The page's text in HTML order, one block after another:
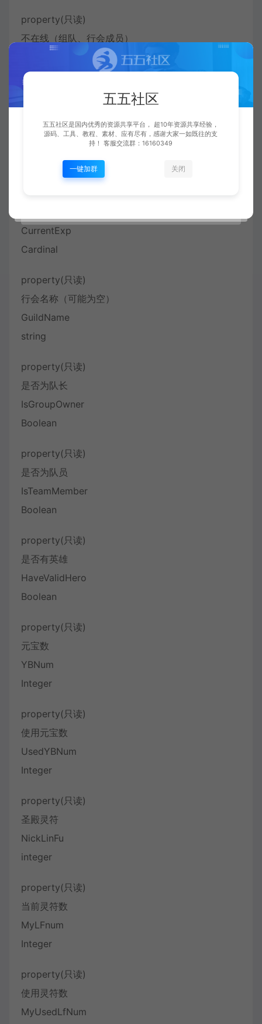
property(只读)
不在线（组队、行会成员）
Boolean
property(只读)
用戒指、符隐身
CurrentExp
Cardinal
property(只读)
行会名称（可能为空）
GuildName
string
property(只读)
是否为队长
IsGroupOwner
Boolean
property(只读)
是否为队员
IsTeamMember
Boolean
property(只读)
是否有英雄
HaveValidHero
Boolean
property(只读)
元宝数
YBNum
Integer
property(只读)
使用元宝数
UsedYBNum
Integer
property(只读)
圣殿灵符
NickLinFu
integer
property(只读)
当前灵符数
MyLFnum
Integer
property(只读)
使用灵符数
MyUsedLfNum
五五社区
五五社区是国内优秀的资源共享平台， 超10年资源共享经验，
源码、工具、教程、素材、应有尽有，感谢大家一如既往的支
持！ 客服交流群：16160349
一键加群 关闭